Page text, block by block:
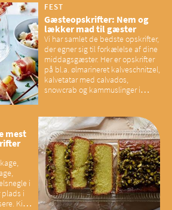
FEST
Gæsteopskrifter: Nem og
lækker mad til gæster
Vi har samlet de bedste opskrifter,
der egner sig til forkælelse af dine
middagsgæster. Her er opskrifter
på bl.a. ølmarineret kalveschnitzel,
kalvetatar med calvados,
snowcrab og kammuslinger i
mest
i
plads i
Kig